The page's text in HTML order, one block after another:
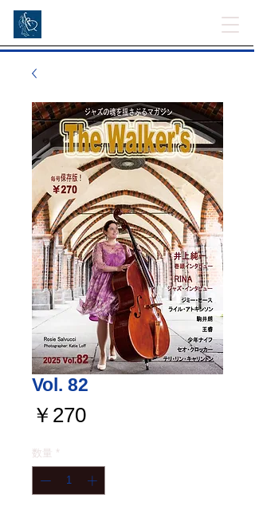
Vol. 82
￥270価
数量 *